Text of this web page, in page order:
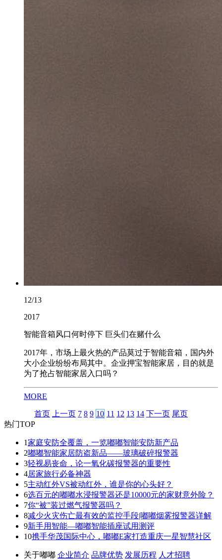
12/13
2017
智能音箱风口何时停下 巨头们在赌什么
2017年，市场上最火热的产品莫过于智能音箱，国内外
大小企业纷纷布局其中。企业押宝智能家居，目的就是
为了抢占智能家居入口吗？
MORE
首页 上一页 7 8 9 10 11 12 13 14 下一页 尾页
热门TOP
1家庭安防全覆盖，一览嘟嘟智能安防新产品
2嘟嘟智能家居防盗新品——玻璃破碎报警器
3轻视易丧命，论一氧化碳报警器的重要性
4居家旅行必备神器
5主动红外VS被动红外，谁是你的心头好？
6选百元的嘟嘟水浸报警器还是10000元的家财意外险？
7你“被”装过燃气报警器吗？
8减少火灾伤亡最有效的监控手段|嘟嘟烟雾报警器详解
9新手用智能—嘟嘟智能插座试用测评
10携手华茂国际中心，嘟嘟E家打造重庆一星智慧社区
关于嘟嘟 企业简介 品牌优势 发展历程 人才招聘